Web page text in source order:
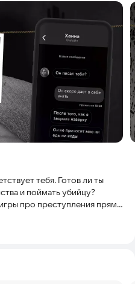
тебя. Готов ли ты
и поймать убийцу?
про преступления прямо
триллер с лучшими